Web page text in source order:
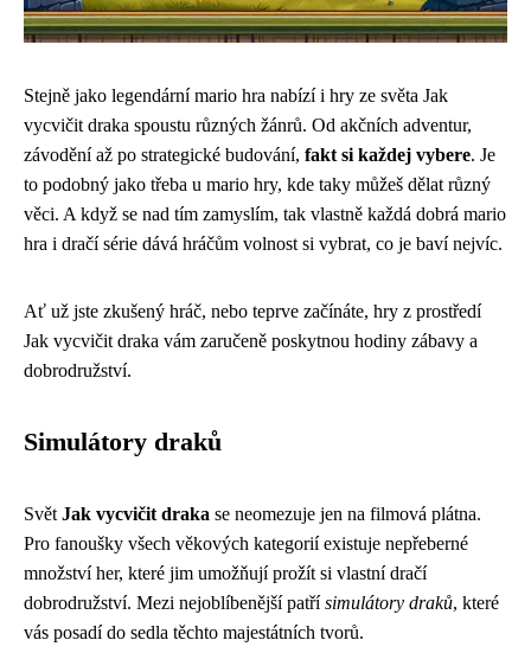
Stejně jako legendární mario hra nabízí i hry ze světa Jak
vycvičit draka spoustu různých žánrů. Od akčních adventur,
závodění až po strategické budování, fakt si každej vybere. Je
to podobný jako třeba u mario hry, kde taky můžeš dělat různý
věci. A když se nad tím zamyslím, tak vlastně každá dobrá mario
hra i dračí série dává hráčům volnost si vybrat, co je baví nejvíc.
Ať už jste zkušený hráč, nebo teprve začínáte, hry z prostředí
Jak vycvičit draka vám zaručeně poskytnou hodiny zábavy a
dobrodružství.
Simulátory draků
Svět Jak vycvičit draka se neomezuje jen na filmová plátna.
Pro fanoušky všech věkových kategorií existuje nepřeberné
množství her, které jim umožňují prožít si vlastní dračí
dobrodružství. Mezi nejoblíbenější patřísimulátory draků, které
vás posadí do sedla těchto majestátních tvorů.